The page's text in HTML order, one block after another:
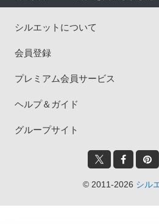
シルエットについて
会員登録
プレミアム会員サービス
ヘルプ＆ガイド
グループサイト
© 2011-2026 シル